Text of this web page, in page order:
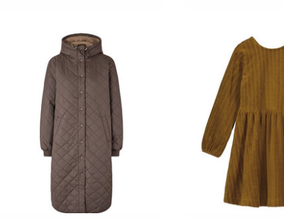
GLOBAL FUNK ARROW JACKET -
BROWN
Mai Velour Rib
TOEVOEGEN AAN